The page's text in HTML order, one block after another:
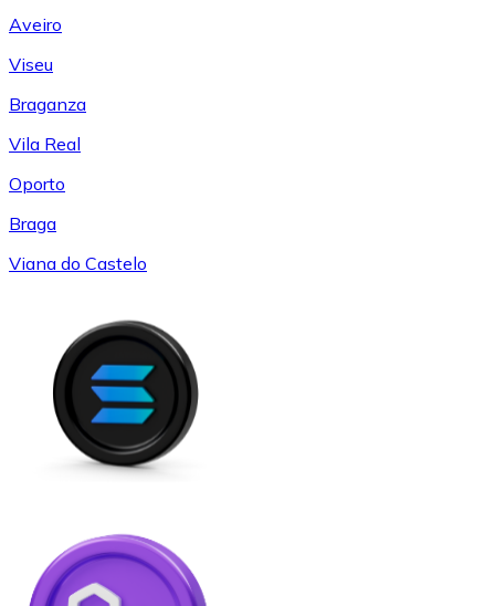
Aveiro
Viseu
Braganza
Vila Real
Oporto
Braga
Viana do Castelo